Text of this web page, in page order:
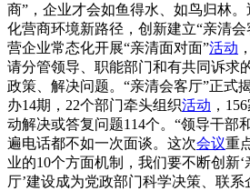
商”，企业才会如鱼得水、如鸟归林
化营商环境新路径，创新建立“亲清
营企业常态化开展“亲清面对面”活动
请分管领导、职能部门和有共同诉求
政策、解决问题。“亲清会客厅”正式
办14期，22个部门牵头组织活动 ，
动解决或答复问题114个。“领导干部
遍电话都不如一次面谈。这次会议重
业的10个方面机制，我们要不断创新‘
厅’建设成为党政部门科学决策、联